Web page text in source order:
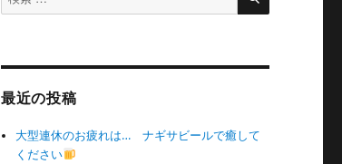
索
最近の投稿
大型連休のお疲れは… ナギサビールで癒して
ください